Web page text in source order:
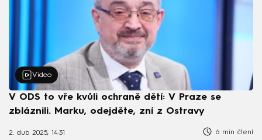
Video
V ODS to vře kvůli ochraně dětí: V Praze se
zbláznili. Marku, odejděte, zní z Ostravy
2. dub 2025, 14:31 6 min čtení